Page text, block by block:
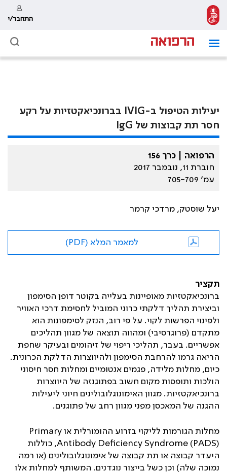
התחבר/י
יעילות הטיפול ב-IVIG בברונכיאקטזיות על רקע
חסר תת קבוצות של IgG
הרפואה | כרך 156
חוברת 11, נובמבר 2017
עמ׳ 705-709
יעל שוסטק, מרדכי קרמר
למאמר המלא (PDF)
תקציר
ברונכיאקטזיות מאופיינות בעלייה בקוטר דופן הסימפון
וביצירת תהליך דלקתי כרוני המוביל לחסימת דרכי האוויר
ולפינוי הפרשות לקוי. על פי רוב, הנזק לסימפונות הוא
מתקדם (פרוגרסיבי) ומהווה תוצאה של מגוון תהליכים
אפשריים. בעבר, תהליכי ריפוי של זיהומים ובעיקר שחפת
הריאה גרמו להרחבת הסימפון ולהיווצרות הדלקת הכרונית.
כיום, מחלות מלידה, פגמים אנטומיים ומחלות חסר חיסוני
הולכות ותופסות מקום חשוב בפתוגנזה של היווצרות
ברונכיאקטזיות. מגוון האימונוגלובולינים חיוני ליעילות
ההגנה של המאכסן מפני מגוון רחב של פתוגנים.
מחלות הגורמות לליקוי בזרוע ההומורלית או Primary
Antibody Deficiency Syndrome (PADS), כוללות
היעדר קבוצה או תת קבוצה של אימונוגלובולינים (או רמה
נמוכה שלה) וכן כשל בייצור נוגדנים. המשותף למחלות אלו